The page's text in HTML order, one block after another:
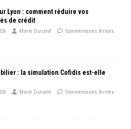
Lyon : comment réduire vos
de crédit
Marie Dunand Commentaires fermés
: la simulation Cofidis est-elle
Marie Dunand Commentaires fermés